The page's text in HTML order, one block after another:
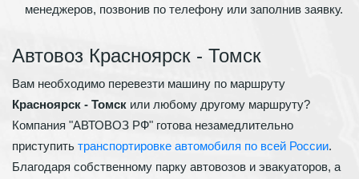
менеджеров, позвонив по телефону или заполнив заявку.
Автовоз Красноярск - Томск
Вам необходимо перевезти машину по маршруту
Красноярск - Томск или любому другому маршруту?
Компания "АВТОВОЗ РФ" готова незамедлительно
приступить транспортировке автомобиля по всей России.
Благодаря собственному парку автовозов и эвакуаторов, а